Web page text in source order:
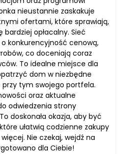
nieustannie zaskakuje
ofertami, które sprawiają,
bardziej opłacalny. Sieć
konkurencyjność cenową,
co doceniają coraz
To idealne miejsce dla
dom w niezbędne
tym swojego portfela.
oraz aktualne
odwiedzenia strony
doskonała okazja, aby być
ułatwią codzienne zakupy
Nie czekaj, wejdź na
dla Ciebie!